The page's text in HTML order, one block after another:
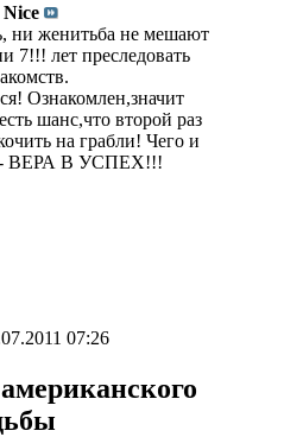
Nice
ни женитьба не мешают
7!!! лет преследовать
Ознакомлен,значит
шанс,что второй раз
на грабли! Чего и
ВЕРА В УСПЕХ!!!
07:26